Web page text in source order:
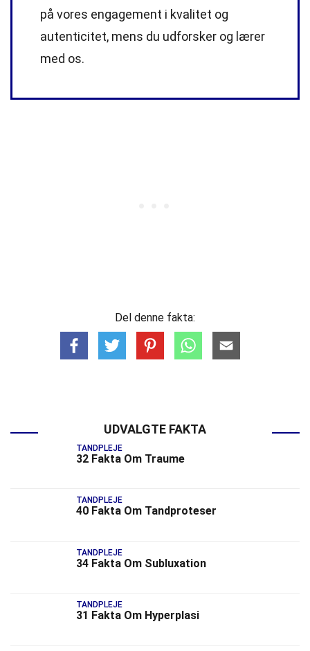
på vores engagement i kvalitet og
autenticitet, mens du udforsker og lærer
med os.
Del denne fakta:
UDVALGTE FAKTA
TANDPLEJE
32 Fakta Om Traume
TANDPLEJE
40 Fakta Om Tandproteser
TANDPLEJE
34 Fakta Om Subluxation
TANDPLEJE
31 Fakta Om Hyperplasi